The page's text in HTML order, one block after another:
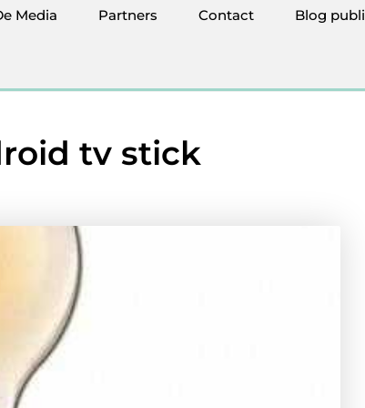
Media Partners Contact Blog
tv stick